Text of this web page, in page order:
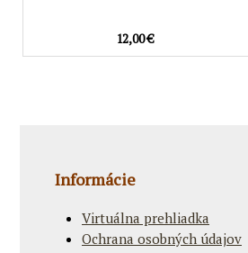
12,00 €
Informácie
Virtuálna prehliadka
Ochrana osobných údajov